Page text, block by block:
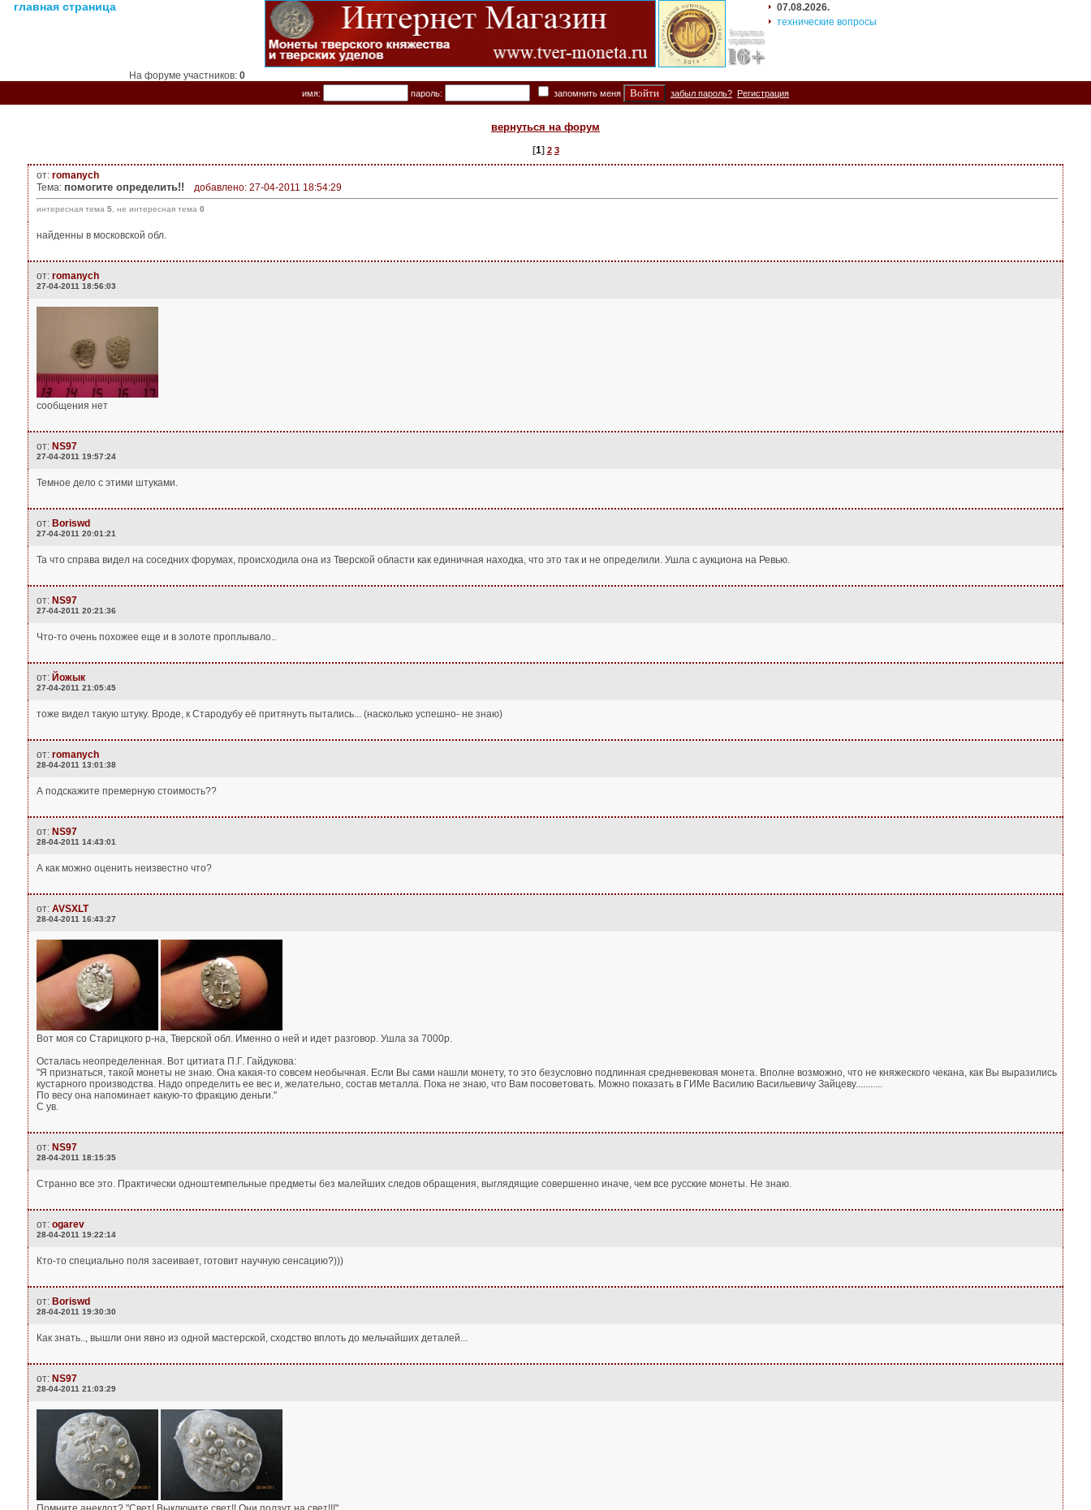
главная страница
На форуме участников: 0
07.08.2026.
технические вопросы
имя: пароль: запомнить меня забыл пароль? Регистрация
вернуться на форум
[1] 2 3
от: romanych
Тема: помогите определить!! добавлено: 27-04-2011 18:54:29
интересная тема 5 , не интересная тема 0
найденны в московской обл.
от: romanych
27-04-2011 18:56:03
сообщения нет
от: NS97
27-04-2011 19:57:24
Темное дело с этими штуками.
от: Boriswd
27-04-2011 20:01:21
Та что справа видел на соседних форумах, происходила она из Тверской области как единичная находка, что это так и не определили. Ушла с аукциона на Ревью.
от: NS97
27-04-2011 20:21:36
Что-то очень похожее еще и в золоте проплывало..
от: Йожык
27-04-2011 21:05:45
тоже видел такую штуку. Вроде, к Стародубу её притянуть пытались... (насколько успешно- не знаю)
от: romanych
28-04-2011 13:01:38
А подскажите премерную стоимость??
от: NS97
28-04-2011 14:43:01
А как можно оценить неизвестно что?
от: AVSXLT
28-04-2011 16:43:27
Вот моя со Старицкого р-на, Тверской обл. Именно о ней и идет разговор. Ушла за 7000р.
Осталась неопределенная. Вот цитиата П.Г. Гайдукова:
"Я признаться, такой монеты не знаю. Она какая-то совсем необычная. Если Вы сами нашли монету, то это безусловно подлинная средневековая монета. Вполне возможно, что не княжеского чекана, как Вы выразились
кустарного производства. Надо определить ее вес и, желательно, состав металла. Пока не знаю, что Вам посоветовать. Можно показать в ГИМе Василию Васильевичу Зайцеву...........
По весу она напоминает какую-то фракцию деньги."
С ув.
от: NS97
28-04-2011 18:15:35
Странно все это. Практически одноштемпельные предметы без малейших следов обращения, выглядящие совершенно иначе, чем все русские монеты. Не знаю.
от: ogarev
28-04-2011 19:22:14
Кто-то специально поля засеивает, готовит научную сенсацию?)))
от: Boriswd
28-04-2011 19:30:30
Как знать.., вышли они явно из одной мастерской, сходство вплоть до мельчайших деталей...
от: NS97
28-04-2011 21:03:29